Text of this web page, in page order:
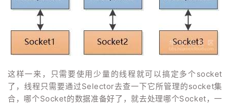
这样一来，只需要使用少量的线程就可以搞定多个socket
了，线程只需要通过Selector去查一下它所管理的socket集
合，哪个Socket的数据准备好了，就去处理哪个Socket，一